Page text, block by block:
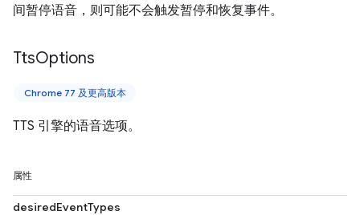
间暂停语音，则可能不会触发暂停和恢复事件。
TtsOptions
Chrome 77 及更高版本
TTS 引擎的语音选项。
属性
desiredEventTypes